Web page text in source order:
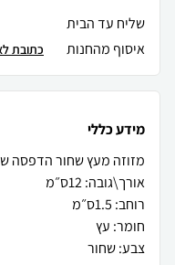
שליח עד הבית
איסוף מהחנות
כתובת
מידע כללי